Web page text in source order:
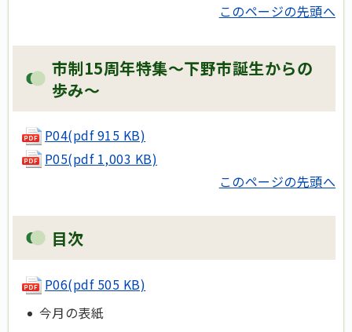
このページの先頭へ
市制15周年特集～下野市誕生からの
歩み～
P04(pdf 915 KB)
P05(pdf 1,003 KB)
このページの先頭へ
目次
P06(pdf 505 KB)
今月の表紙